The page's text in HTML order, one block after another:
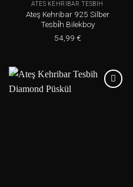
ATES KEHRIBAR TESBIH
Ateş Kehribar 925 Silber
Tesbi̇h Bilekboy
54,99 €